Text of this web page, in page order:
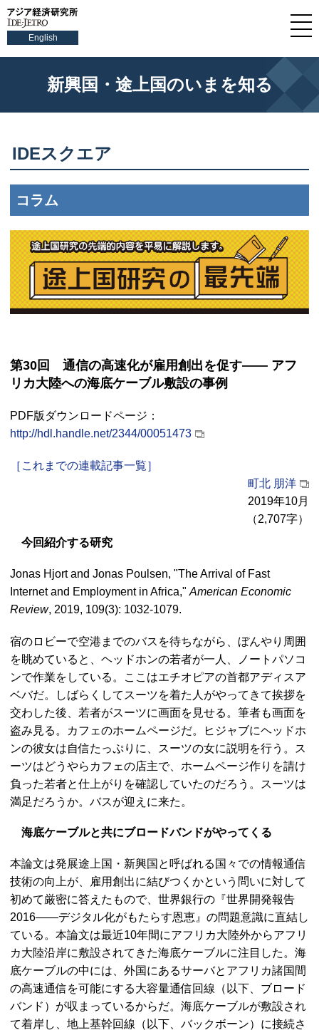
English
新興国・途上国のいまを知る
IDEスクエア
コラム
第30回 通信の高速化が雇用創出を促す―― アフ
リカ大陸への海底ケーブル敷設の事例
PDF版ダウンロードページ：
http://hdl.handle.net/2344/00051473
［これまでの連載記事一覧］
町北 朋洋
2019年10月
（2,707字）
今回紹介する研究
Jonas Hjort and Jonas Poulsen, "The Arrival of Fast
Internet and Employment in Africa," American Economic
Review, 2019, 109(3): 1032-1079.
宿のロビーで空港までのバスを待ちながら、ぼんやり周囲
を眺めていると、ヘッドホンの若者が一人、ノートパソコ
ンで作業をしている。ここはエチオピアの首都アディスア
ベバだ。しばらくしてスーツを着た人がやってきて挨拶を
交わした後、若者がスーツに画面を見せる。筆者も画面を
盗み見る。カフェのホームページだ。ヒジャブにヘッドホ
ンの彼女は自信たっぷりに、スーツの女に説明を行う。ス
ーツはどうやらカフェの店主で、ホームページ作りを請け
負った若者と仕上がりを確認していたのだろう。スーツは
満足だろうか。バスが迎えに来た。
海底ケーブルと共にブロードバンドがやってくる
本論文は発展途上国・新興国と呼ばれる国々での情報通信
技術の向上が、雇用創出に結びつくかという問いに対して
初めて厳密に答えたもので、世界銀行の『世界開発報告
2016――デジタル化がもたらす恩恵』の問題意識に直結し
ている。本論文は最近10年間にアフリカ大陸外からアフリ
カ大陸沿岸に敷設されてきた海底ケーブルに注目した。海
底ケーブルの中には、外国にあるサーバとアフリカ諸国間
の高速通信を可能にする大容量通信回線（以下、ブロード
バンド）が収まっているからだ。海底ケーブルが敷設され
て着岸し、地上基幹回線（以下、バックボーン）に接続さ